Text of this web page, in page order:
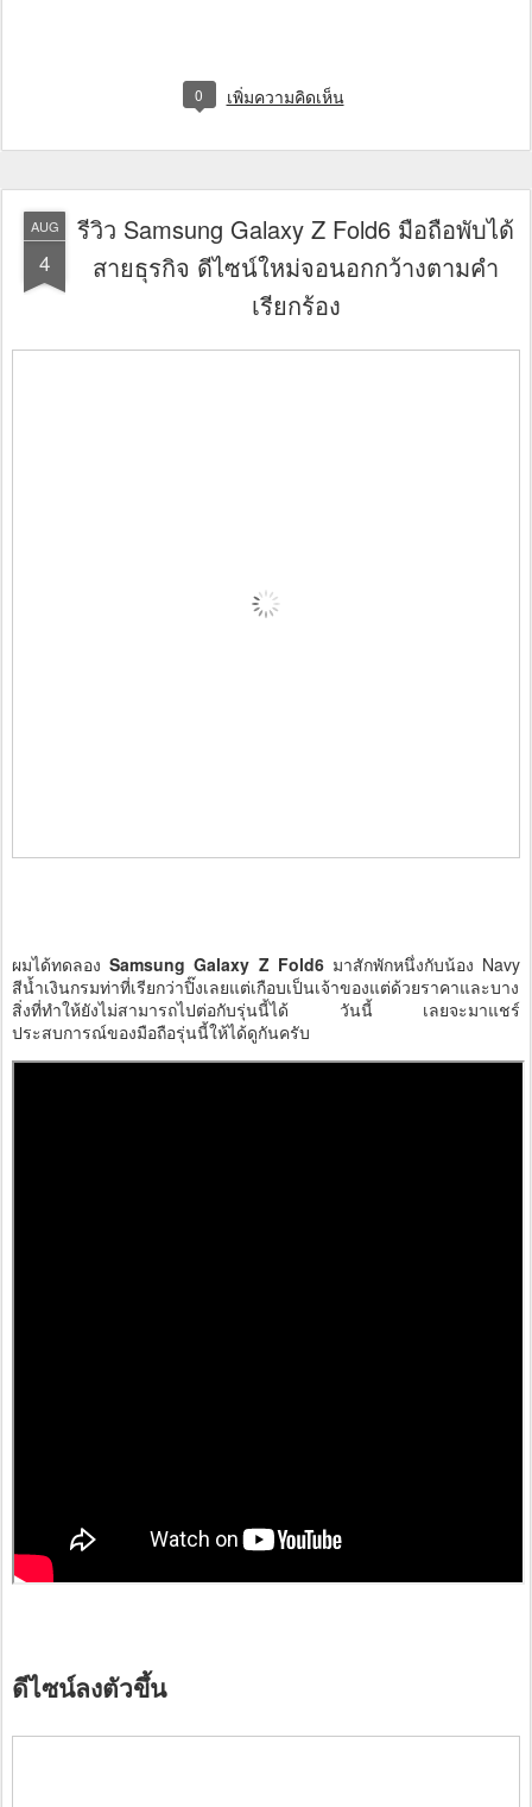
0 เพิ่มความคิดเห็น
AUG
4
รีวิว Samsung Galaxy Z Fold6 มือถือพับได้
สายธุรกิจ ดีไซน์ใหม่จอนอกกว้างตามคำ
เรียกร้อง
ผมได้ทดลองSamsung Galaxy Z Fold6 มาสักพักหนึ่งกับน้อง Navy
สีน้ำเงินกรมท่าที่เรียกว่าปิ๊งเลยแต่เกือบเป็นเจ้าของแต่ด้วยราคาและบาง
สิ่งที่ทำให้ยังไม่สามารถไปต่อกับรุ่นนี้ได้ วันนี้ เลยจะมาแชร์
ประสบการณ์ของมือถือรุ่นนี้ให้ได้ดูกันครับ
ดีไซน์ลงตัวขึ้น